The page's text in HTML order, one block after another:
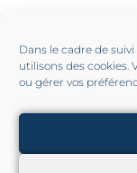
Dans le cadre de
utilisons des cookies.
ou gérer vos